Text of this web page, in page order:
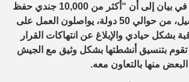
ولفتت “اليونيفيل” في بيان إلى أن “أكثر من 10,000 جندي حفظ
سلام تابعون لليونيفيل، من حوالي 50 دولة، يواصلون العمل على
بشكل حيادي والإبلاغ عن انتهاكات القرار
تقوم بتنسيق أنشطتها بشكل وثيق مع الجيش
البعض منها بالتعاون معه.